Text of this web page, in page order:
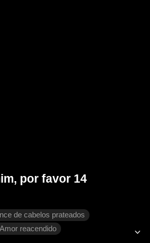
por favor 14
de cabelos prateados
Amor reacendido